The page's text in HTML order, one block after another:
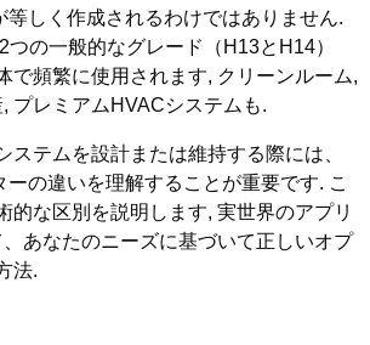
等しく作成されるわけではありません.
つの一般的なグレード（H13とH14）
で頻繁に使用されます, クリーンルーム,
プレミアムHVACシステムも.
ステムを設計または維持する際には、
ーの違いを理解することが重要です. こ
的な区別を説明します, 実世界のアプリ
あなたのニーズに基づいて正しいオプ
法.